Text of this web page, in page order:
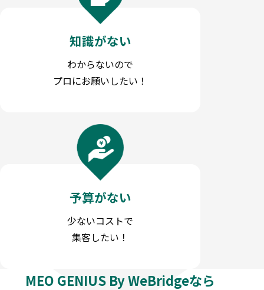
知識がない
わからないので
プロにお願いしたい！
予算がない
少ないコストで
集客したい！
MEO GENIUS By WeBridgeなら